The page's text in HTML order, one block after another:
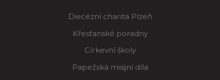
Diecézní charita Plzeň
Křesťanské poradny
Církevní školy
Papežská misijní díla